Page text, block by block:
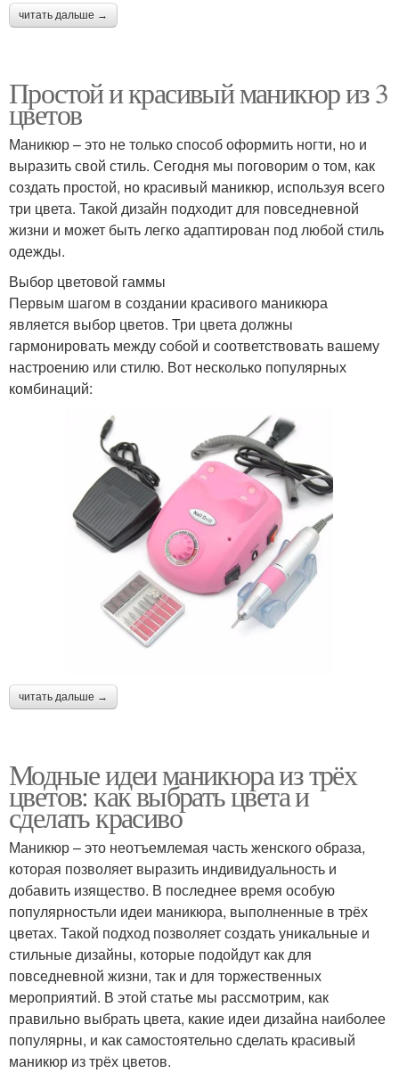
читать дальше →
Простой и красивый маникюр из 3
цветов
Маникюр – это не только способ оформить ногти, но и
выразить свой стиль. Сегодня мы поговорим о том, как
создать простой, но красивый маникюр, используя всего
три цвета. Такой дизайн подходит для повседневной
жизни и может быть легко адаптирован под любой стиль
одежды.
Выбор цветовой гаммы
Первым шагом в создании красивого маникюра
является выбор цветов. Три цвета должны
гармонировать между собой и соответствовать вашему
настроению или стилю. Вот несколько популярных
комбинаций:
читать дальше →
Модные идеи маникюра из трёх
цветов: как выбрать цвета и
сделать красиво
Маникюр – это неотъемлемая часть женского образа,
которая позволяет выразить индивидуальность и
добавить изящество. В последнее время особую
популярностьли идеи маникюра, выполненные в трёх
цветах. Такой подход позволяет создать уникальные и
стильные дизайны, которые подойдут как для
повседневной жизни, так и для торжественных
мероприятий. В этой статье мы рассмотрим, как
правильно выбрать цвета, какие идеи дизайна наиболее
популярны, и как самостоятельно сделать красивый
маникюр из трёх цветов.